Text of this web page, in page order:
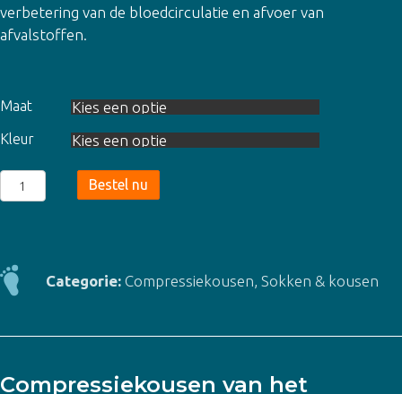
verbetering van de bloedcirculatie en afvoer van
afvalstoffen.
Maat
Kleur
Sportlast
Compressiekousen
2
kleuren
Bestel nu
Categorie: Compressiekousen, Sokken & kousen
Compressiekousen van het